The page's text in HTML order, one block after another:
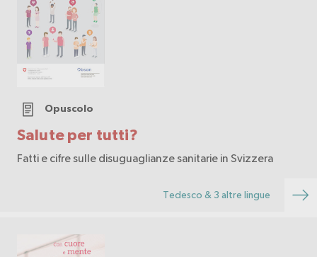
Salute per tutti?
Opuscolo
Fatti e cifre sulle disuguaglianze sanitarie in Svizzera
Tedesco & 3 altre lingue